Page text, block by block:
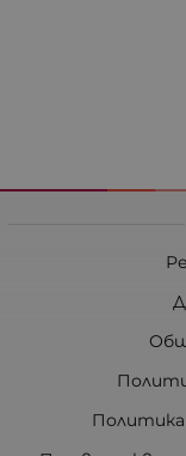
Политика